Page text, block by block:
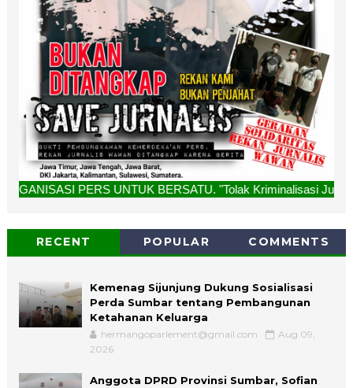
UNTUK BERSATU. "Tolak Kriminalisasi Jurnalis, Rekan
RECENT POPULAR COMMENTS
Kemenag Sijunjung Dukung Sosialisasi
Perda Sumbar tentang Pembangunan
Ketahanan Keluarga
hermangoparlement@gmail.com
Aug 09,
2026
Anggota DPRD Provinsi Sumbar, Sofian